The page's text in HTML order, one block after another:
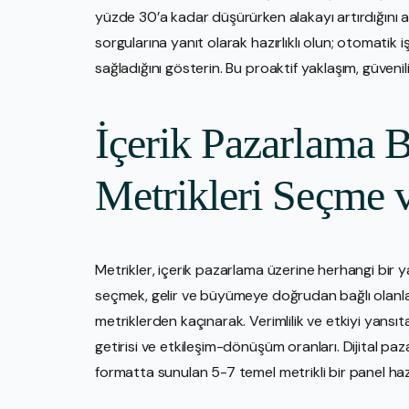
yüzde 30’a kadar düşürürken alakayı
sorgularına yanıt olarak hazırlıklı olun; otomatik
sağladığını gösterin. Bu proaktif yaklaşım,
İçerik Pazarlama
Metrikleri Seçme
Metrikler, içerik pazarlama üzerine herhangi bir
seçmek, gelir ve büyümeye doğrudan bağlı
metriklerden kaçınarak. Verimlilik ve etkiyi
getirisi ve etkileşim-dönüşüm oranları. Dijital
formatta sunulan 5-7 temel metrikli bir panel